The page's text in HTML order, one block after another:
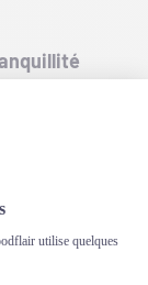
telles
des